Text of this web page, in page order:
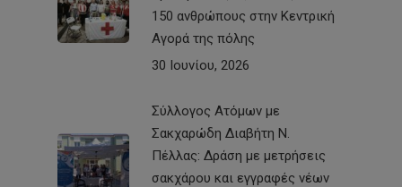
150 ανθρώπους στην Κεντρική
Αγορά της πόλης
30 Ιουνίου, 2026
Σύλλογος Ατόμων με
Σακχαρώδη Διαβήτη Ν.
Πέλλας: Δράση με μετρήσεις
σακχάρου και εγγραφές νέων